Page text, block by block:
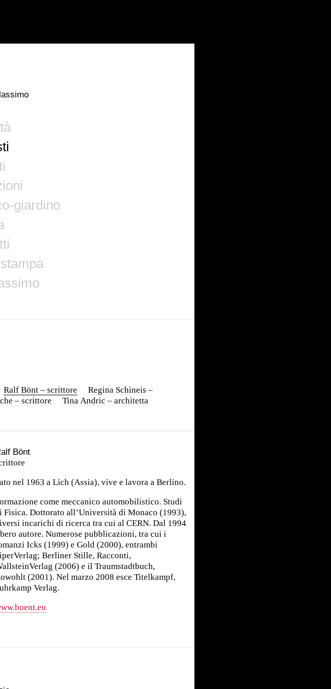
giardino
Ralf Bönt – scrittore
Regina Schineis –
– scrittore Tina Andric – architetta
Bönt
nel 1963 a Lich (Assia), vive e lavora a Berlino.
come meccanico automobilistico. Studi
Fisica. Dottorato all’Università di Monaco (1993),
incarichi di ricerca tra cui al CERN. Dal 1994
autore. Numerose pubblicazioni, tra cui i
Icks (1999) e Gold (2000), entrambi
Berliner Stille, Racconti,
(2006) e il Traumstadtbuch,
(2001). Nel marzo 2008 esce Titelkampf,
Verlag.